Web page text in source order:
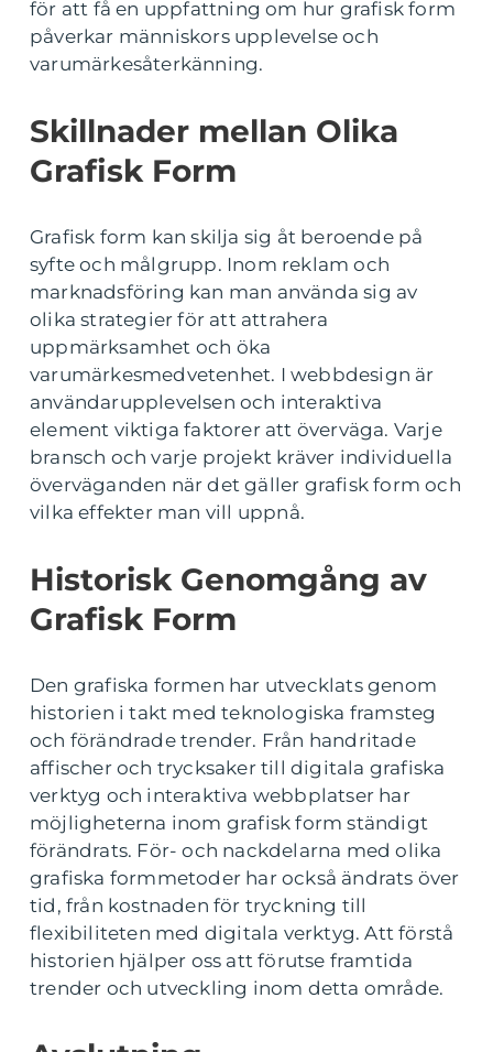
för att få en uppfattning om hur grafisk form
påverkar människors upplevelse och
varumärkesåterkänning.
Skillnader mellan Olika
Grafisk Form
Grafisk form kan skilja sig åt beroende på
syfte och målgrupp. Inom reklam och
marknadsföring kan man använda sig av
olika strategier för att attrahera
uppmärksamhet och öka
varumärkesmedvetenhet. I webbdesign är
användarupplevelsen och interaktiva
element viktiga faktorer att överväga. Varje
bransch och varje projekt kräver individuella
överväganden när det gäller grafisk form och
vilka effekter man vill uppnå.
Historisk Genomgång av
Grafisk Form
Den grafiska formen har utvecklats genom
historien i takt med teknologiska framsteg
och förändrade trender. Från handritade
affischer och trycksaker till digitala grafiska
verktyg och interaktiva webbplatser har
möjligheterna inom grafisk form ständigt
förändrats. För- och nackdelarna med olika
grafiska formmetoder har också ändrats över
tid, från kostnaden för tryckning till
flexibiliteten med digitala verktyg. Att förstå
historien hjälper oss att förutse framtida
trender och utveckling inom detta område.